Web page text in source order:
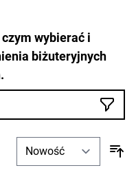
wybierać i
biżuteryjnych